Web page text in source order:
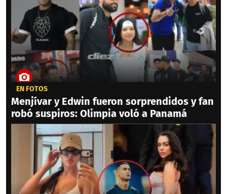
EN FOTOS
Menjívar y Edwin fueron sorprendidos y fan
robó suspiros: Olimpia voló a Panamá